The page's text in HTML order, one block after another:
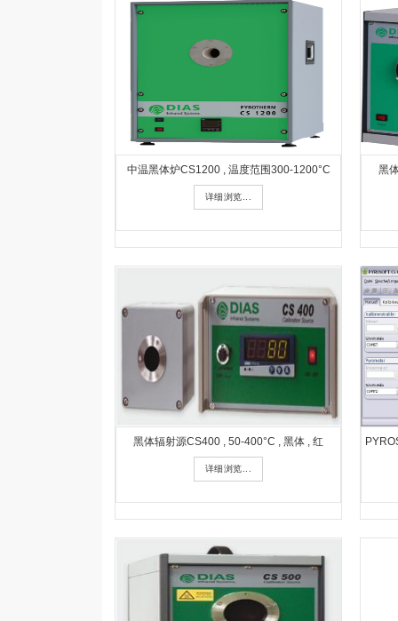
中温黑体炉CS1200 , 温度范围300-1200°C
详细浏览...
黑
黑体辐射源CS400 , 50-400°C , 黑体 , 红
详细浏览...